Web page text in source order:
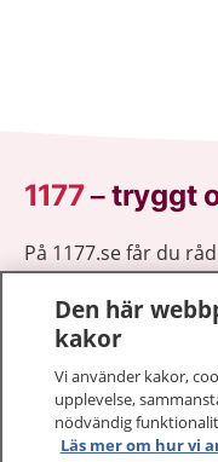
1177–tryggt
På 1177.se får du
sjukdomar och vilka
Logga in för att läsa
vårdärenden. Ring
1177 ger dig råd
Den här
kakor
Vi använder kakor,
upplevelse,
nödvändig
Läs mer om hur vi